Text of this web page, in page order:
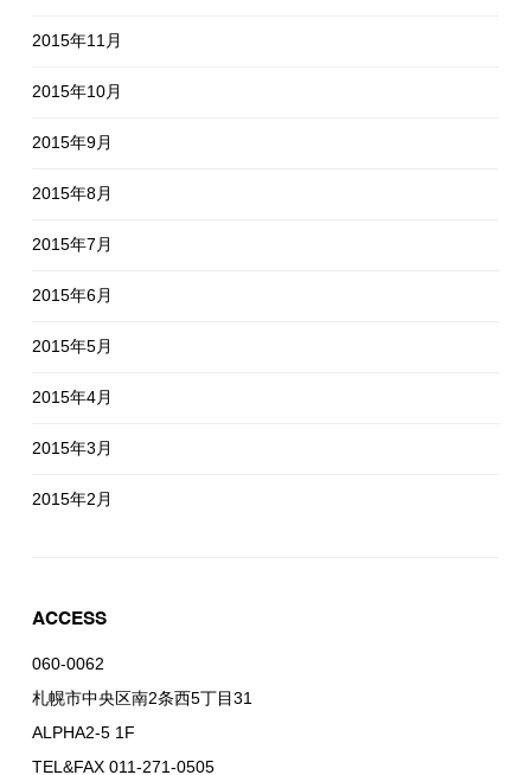
2015年11月
2015年10月
2015年9月
2015年8月
2015年7月
2015年6月
2015年5月
2015年4月
2015年3月
2015年2月
ACCESS
060-0062
札幌市中央区南2条西5丁目31
ALPHA2-5 1F
TEL&FAX 011-271-0505